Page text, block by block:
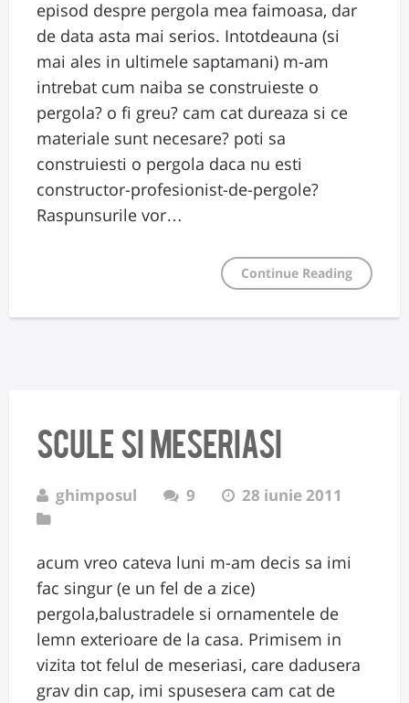
episod despre pergola mea faimoasa, dar
de data asta mai serios. Intotdeauna (si
mai ales in ultimele saptamani) m-am
intrebat cum naiba se construieste o
pergola? o fi greu? cam cat dureaza si ce
materiale sunt necesare? poti sa
construiesti o pergola daca nu esti
constructor-profesionist-de-pergole?
Raspunsurile vor…
Continue Reading
scule si meseriasi
ghimposul 9 28 iunie 2011
acum vreo cateva luni m-am decis sa imi
fac singur (e un fel de a zice)
pergola,balustradele si ornamentele de
lemn exterioare de la casa. Primisem in
vizita tot felul de meseriasi, care dadusera
grav din cap, imi spusesera cam cat de